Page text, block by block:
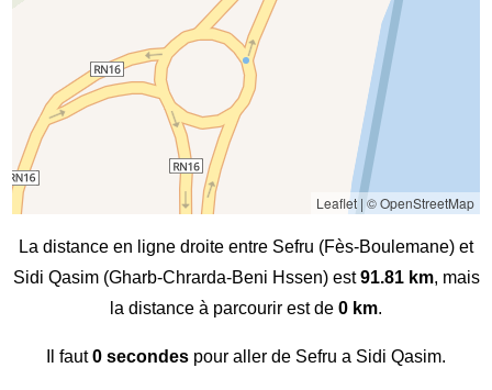
Leaflet| © OpenStreetMap
La distance en ligne droite entre Sefru (Fès-Boulemane) et
Sidi Qasim (Gharb-Chrarda-Beni Hssen) est91.81 km, mais
la distance à parcourir est de 0 km.
Il faut0 secondes pour aller de Sefru a Sidi Qasim.